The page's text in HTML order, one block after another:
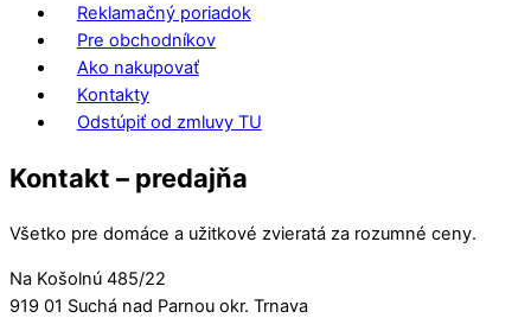
Reklamačný poriadok
Pre obchodníkov
Ako nakupovať
Kontakty
Odstúpiť od zmluvy TU
Kontakt – predajňa
Všetko pre domáce a užitkové zvieratá za rozumné ceny.
Na Košolnú 485/22
919 01 Suchá nad Parnou okr. Trnava